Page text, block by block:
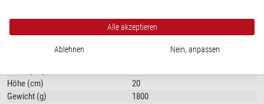
Allgemein
Farbe
rot
Transport & Aufbewahrung
Höhe (cm)
20
Gewicht (g)
1800
Alle akzeptieren
Ablehnen Nein, anpassen